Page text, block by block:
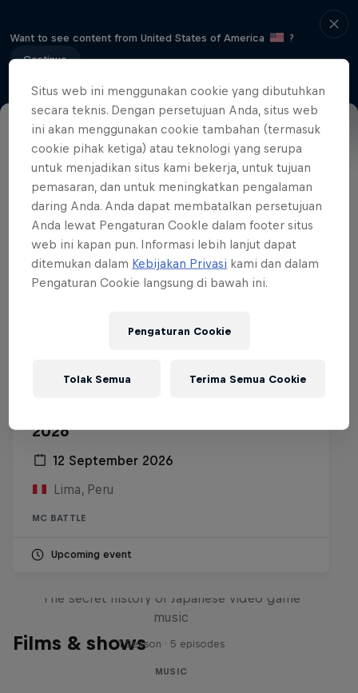
Want to see content from United States of America
?
Continue
Acara lainnya
2026
12 September 2026
Lima, Peru
MC BATTLE
Upcoming event
Films & shows
The secret history of Japanese video game
music
1 Season · 5 episodes
MUSIC
Situs web ini menggunakan cookie yang dibutuhkan
secara teknis. Dengan persetujuan Anda, situs web
ini akan menggunakan cookie tambahan (termasuk
cookie pihak ketiga) atau teknologi yang serupa
untuk menjadikan situs kami bekerja, untuk tujuan
pemasaran, dan untuk meningkatkan pengalaman
daring Anda. Anda dapat membatalkan persetujuan
Anda lewat Pengaturan CookIe dalam footer situs
web ini kapan pun. Informasi lebih lanjut dapat
ditemukan dalam Kebijakan Privasi kami dan dalam
Pengaturan Cookie langsung di bawah ini.
Pengaturan Cookie
Tolak Semua Terima Semua Cookie